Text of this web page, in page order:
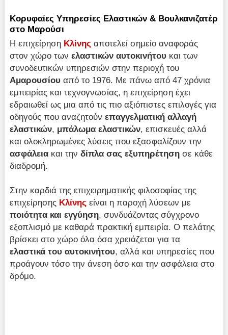
Κορυφαίες Υπηρεσίες Ελαστικών & Βουλκανιζατέρ
στο Μαρούσι
Η επιχείρηση Κλίνηςαποτελεί σημείο αναφοράς
στον χώρο τωνελαστικών αυτοκινήτου και των
συνοδευτικών υπηρεσιών στην περιοχή του
Αμαρουσίουαπό το 1976. Με πάνω από 47 χρόνια
εμπειρίας και τεχνογνωσίας, η επιχείρηση έχει
εδραιωθεί ως μια από τις πιο αξιόπιστες επιλογές για
οδηγούς που αναζητούνεπαγγελματική αλλαγή
ελαστικών, μπάλωμα ελαστικών, επισκευές αλλά
και ολοκληρωμένες λύσεις που εξασφαλίζουν την
ασφάλεια και τηνδίπλα σας εξυπηρέτηση σε κάθε
διαδρομή.
Στην καρδιά της επιχειρηματικής φιλοσοφίας της
επιχείρησης Κλίνης είναι η παροχή λύσεων με
ποιότητα και εγγύηση, συνδυάζοντας σύγχρονο
εξοπλισμό με καθαρά πρακτική εμπειρία. Ο πελάτης
βρίσκει στο χώρο όλα όσα χρειάζεται για τα
ελαστικά του αυτοκινήτου, αλλά και υπηρεσίες που
προάγουν τόσο την άνεση όσο και την ασφάλεια στο
δρόμο.